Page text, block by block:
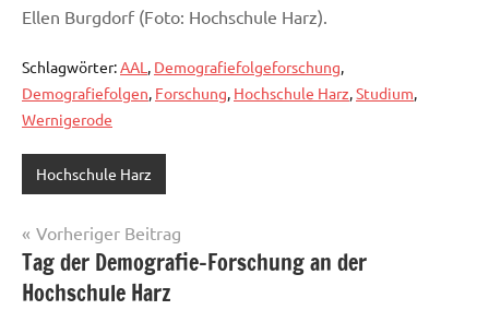
Ellen Burgdorf (Foto: Hochschule Harz).
Schlagwörter:AAL , Demografiefolgeforschung,
Demografiefolgen, Forschung, Hochschule Harz,Studium,
Wernigerode
Hochschule Harz
Beitragsnavigation
Vorheriger Beitrag
Tag der Demografie-Forschung an der
Hochschule Harz